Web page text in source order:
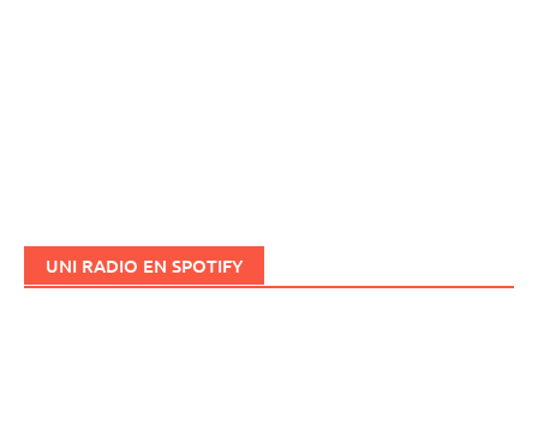
UNI RADIO EN SPOTIFY